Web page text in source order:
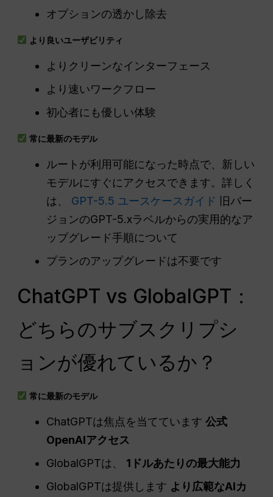
オプションの透かし除去
より良いユーザビリティ
よりクリーンなインターフェース
より速いワークフロー
初心者にも優しい体験
常に最新のモデル
ルートが利用可能になった時点で、新しい
モデルにすぐにアクセスできます。詳しく
は、 GPT-5.5 ユースケースガイド
旧バー
ジョンのGPT-5.xラベルからの実用的なア
ップグレード手順について
プランのアップグレードは不要です
ChatGPT vs GlobalGPT：
どちらのサブスクリプシ
ョンが優れているか？
常に最新のモデル
ChatGPTは焦点を当てています公式
OpenAIアクセス
GlobalGPTは、 1ドルあたりの最大能力
GlobalGPTは提供します より広範なAIカ